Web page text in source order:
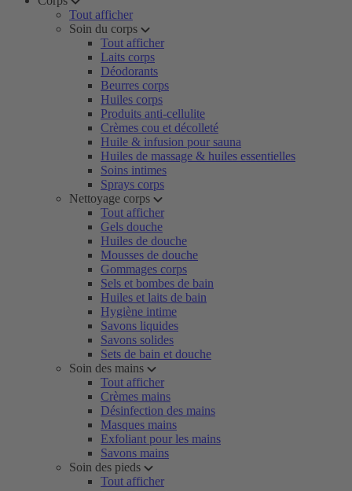
Tout afficher
Soin du corps
Tout afficher
Laits corps
Déodorants
Beurres corps
Huiles corps
Produits anti-cellulite
Crèmes cou et décolleté
Huile & infusion pour sauna
Huiles de massage & huiles essentielles
Soins intimes
Sprays corps
Nettoyage corps
Tout afficher
Gels douche
Huiles de douche
Mousses de douche
Gommages corps
Sels et bombes de bain
Huiles et laits de bain
Hygiène intime
Savons liquides
Savons solides
Sets de bain et douche
Soin des mains
Tout afficher
Crèmes mains
Désinfection des mains
Masques mains
Exfoliant pour les mains
Savons mains
Soin des pieds
Tout afficher